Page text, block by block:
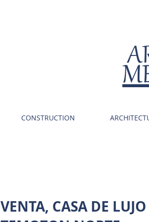
CONSTRUCTION
CASA DE